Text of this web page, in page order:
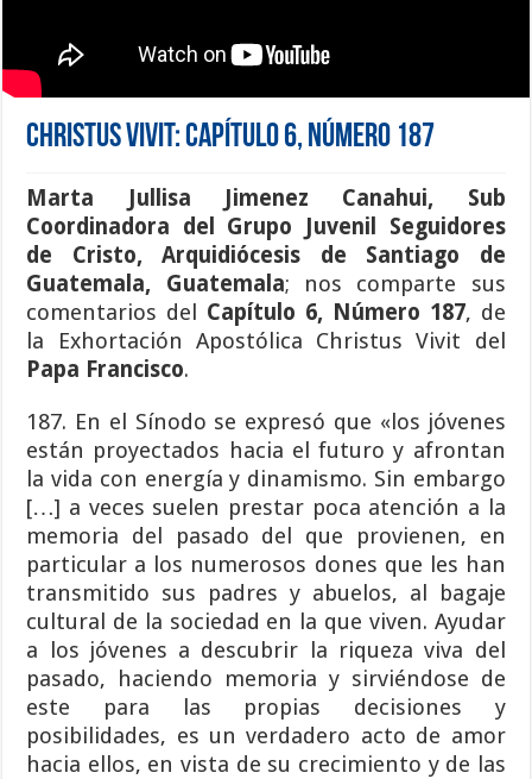
Christus Vivit: Capítulo 6, Número 187
Marta Jullisa Jimenez Canahui, Sub
Coordinadora del Grupo Juvenil Seguidores
de Cristo,Arquidiócesis de Santiago de
Guatemala, Guatemala; nos comparte sus
comentarios del Capítulo 6, Número 187, de
la Exhortación Apostólica Christus Vivit del
Papa Francisco.
187. En el Sínodo se expresó que «los jóvenes
están proyectados hacia el futuro y afrontan
la vida con energía y dinamismo. Sin embargo
[…] a veces suelen prestar poca atención a la
memoria del pasado del que provienen, en
particular a los numerosos dones que les han
transmitido sus padres y abuelos, al bagaje
cultural de la sociedad en la que viven. Ayudar
a los jóvenes a descubrir la riqueza viva del
pasado, haciendo memoria y sirviéndose de
este para las propias decisiones y
posibilidades, es un verdadero acto de amor
hacia ellos, en vista de su crecimiento y de las